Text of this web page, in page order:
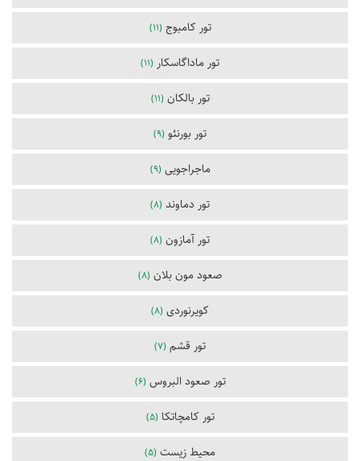
تور کامبوج (11)
تور ماداگاسکار (11)
تور بالکان (11)
تور بورنئو (9)
ماجراجویی (9)
تور دماوند (8)
تور آمازون (8)
صعود مون بلان (8)
کویرنوردی (8)
تور قشم (7)
تور صعود البروس (6)
تور کامچاتکا (5)
محیط زیست (5)